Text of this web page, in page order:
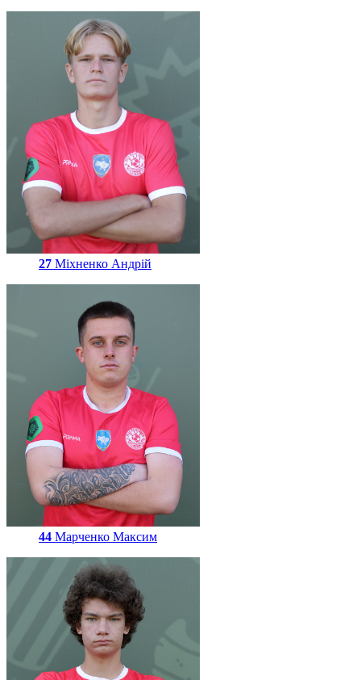
27 Міхненко Андрій
44 Марченко Максим